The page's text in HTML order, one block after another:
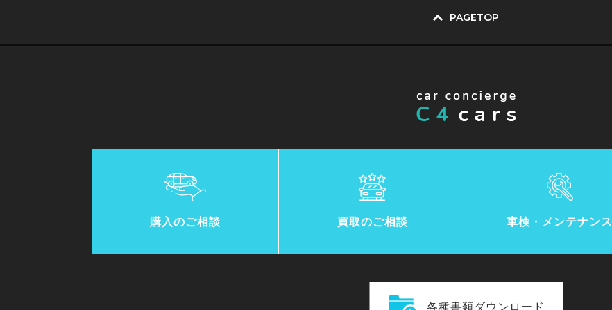
PAGETOP
購入のご相談 買取のご相談 車検・メンテナンス
各種書類ダウンロード